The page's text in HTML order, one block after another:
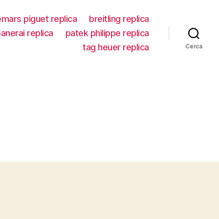
piguet replica
breitling replica
replica
patek philippe replica
tag heuer replica
Cerca